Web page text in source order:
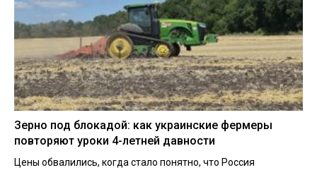
Зерно под блокадой: как украинские фермеры
повторяют уроки 4-летней давности
Цены обвалились, когда стало понятно, что Россия